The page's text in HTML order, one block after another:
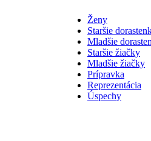
Ženy
Staršie
Mladšie
Staršie žiačky
Mladšie žiačky
Prípravka
Reprezentácia
Úspechy